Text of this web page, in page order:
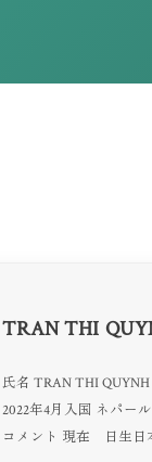
TRAN THI
氏名 TRAN THI
2022年4月入国 ネパー
コメント 現在 日生日